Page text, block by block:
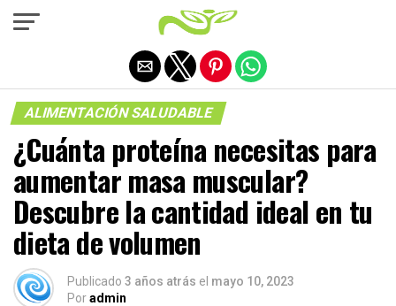
ALIMENTACIÓN SALUDABLE
¿Cuánta proteína necesitas para
aumentar masa muscular?
Descubre la cantidad ideal en tu
dieta de volumen
Publicado 3 años atrás el mayo 10, 2023
Poradmin
Salir de la versión móvil